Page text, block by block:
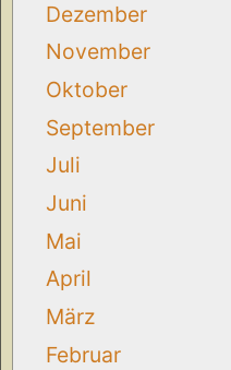
Dezember
November
Oktober
September
Juli
Juni
Mai
April
März
Februar